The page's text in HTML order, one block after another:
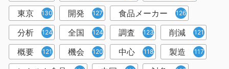
東京 130 開発 127 食品メーカー 126
分析 124 全国 124 調査 123 削減 121
概要 121 機会 120 中心 118 製造 117